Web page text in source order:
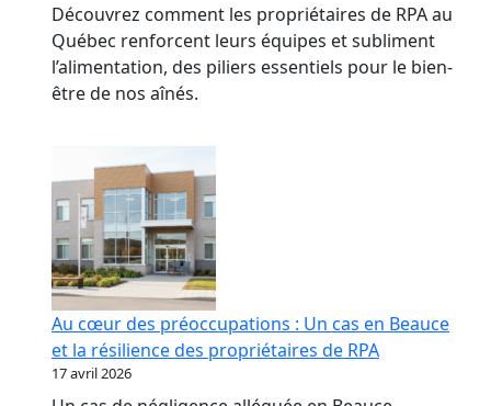
Découvrez comment les propriétaires de RPA au
Québec renforcent leurs équipes et subliment
l’alimentation, des piliers essentiels pour le bien-
être de nos aînés.
Au cœur des préoccupations : Un cas en Beauce
et la résilience des propriétaires de RPA
17 avril 2026